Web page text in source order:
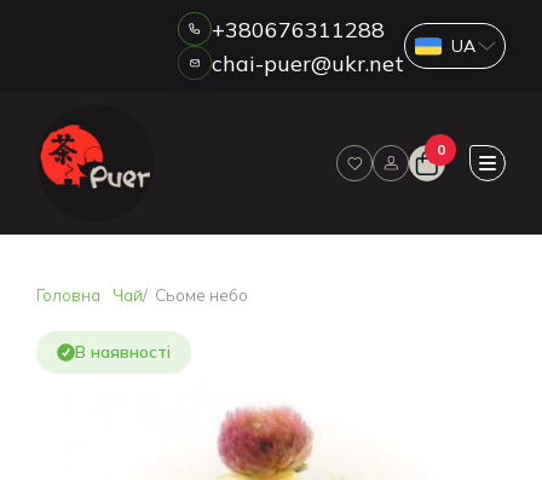
ДРОП
АКЦІЇ
ВІДГУКИ
+380676311288
chai-puer@ukr.net
0
Головна Чай Сьоме небо
В наявності